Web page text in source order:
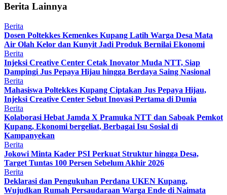
Berita Lainnya
Berita
Dosen Poltekkes Kemenkes Kupang Latih Warga Desa Mata
Air Olah Kelor dan Kunyit Jadi Produk Bernilai Ekonomi
Berita
Injeksi Creative Center Cetak Inovator Muda NTT, Siap
Dampingi Jus Pepaya Hijau hingga Berdaya Saing Nasional
Berita
Mahasiswa Poltekkes Kupang Ciptakan Jus Pepaya Hijau,
Injeksi Creative Center Sebut Inovasi Pertama di Dunia
Berita
Kolaborasi Hebat Jamda X Pramuka NTT dan Saboak Pemkot
Kupang, Ekonomi bergeliat, Berbagai Isu Sosial di
Kampanyekan
Berita
Jokowi Minta Kader PSI Perkuat Struktur hingga Desa,
Target Tuntas 100 Persen Sebelum Akhir 2026
Berita
Deklarasi dan Pengukuhan Perdana UKEN Kupang,
Wujudkan Rumah Persaudaraan Warga Ende di Naimata